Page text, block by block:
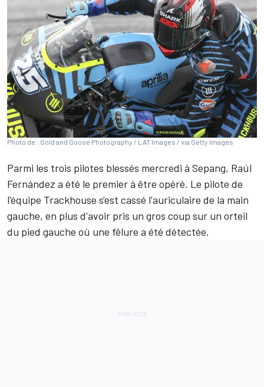
Photo de : Gold and Goose Photography / LAT Images / via Getty Images
Parmi les trois pilotes blessés mercredi à Sepang, Raúl
Fernández a été le premier à être opéré. Le pilote de
l'équipe Trackhouse s'est cassé l'auriculaire de la main
gauche, en plus d'avoir pris un gros coup sur un orteil
du pied gauche où une fêlure a été détectée.